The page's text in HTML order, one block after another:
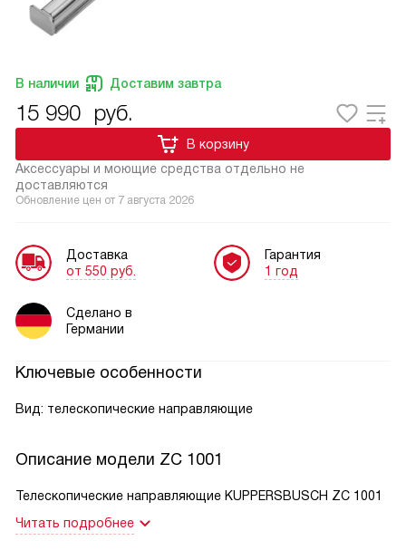
В наличии Доставим завтра
15 990 руб.
Аксессуары и моющие средства отдельно не
доставляются
В корзину
Обновление цен от 7 августа 2026
Доставка
от 550 руб.
Гарантия
1 год
Сделано в
Германии
Ключевые особенности
Вид: телескопические направляющие
Описание модели ZC 1001
Телескопические направляющие KUPPERSBUSCH ZC 1001
Читать подробнее